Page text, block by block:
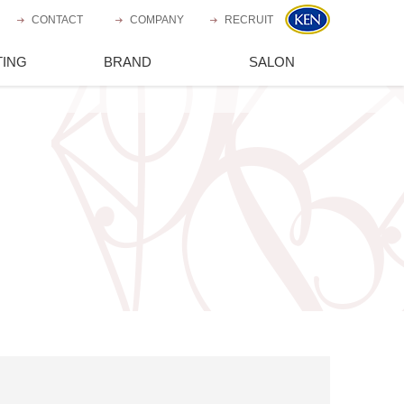
CONTACT
お問い合わせ COMPANY
会社概要 RECRUIT
採用情報
援 BRAND
ブランド一覧 SALON
運営サロン一覧